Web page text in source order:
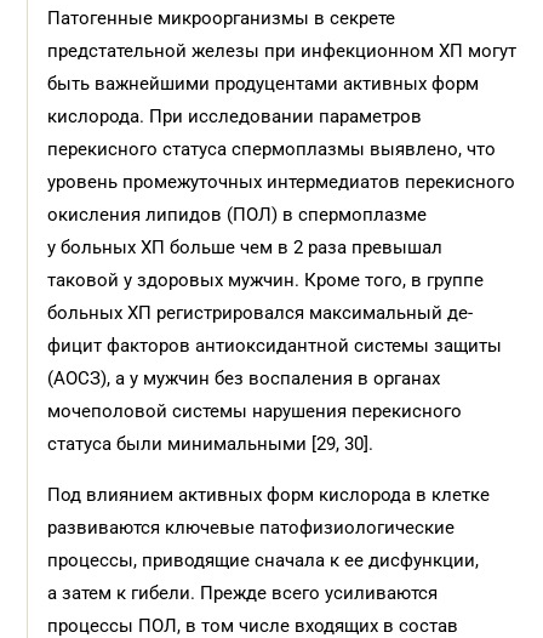
Патогенные микроорганизмы в секрете
предстательной железы при инфекционном ХП могут
быть важнейшими продуцентами активных форм
кислорода. При исследовании пара­метров
перекисного статуса спермоплазмы выявлено, что
уровень промежуточных интерме­диатов перекисного
окисления липидов (ПОЛ) в спермоплазме
у больных ХП больше чем в 2 раза превышал
таковой у здоровых мужчин. Кроме того, в группе
больных ХП регистрировался максимальный де­
фицит факторов антиоксидантной системы защиты
(АОСЗ), а у мужчин без воспаления в органах
мочеполовой системы нарушения перекис­ного
статуса были минимальными [29, 30].
Под влиянием активных форм кислорода в клетке
развиваются ключевые патофизиологические
процессы, приводящие сначала к ее дисфункции,
а затем к гибели. Прежде всего усиливаются
процессы ПОЛ, в том числе входящих в состав